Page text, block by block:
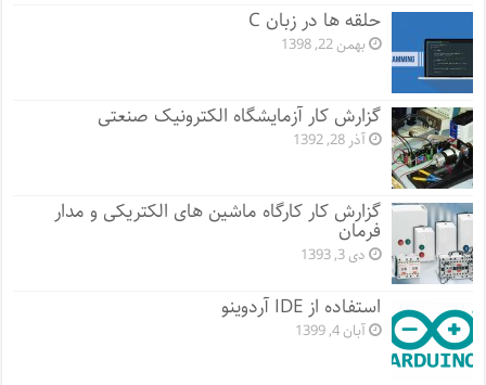
حلقه ها در زبان C
بهمن 22, 1398
گزارش کار آزمایشگاه الکترونیک صنعتی
آذر 28, 1392
گزارش کار کارگاه ماشین های الکتریکی و مدار
فرمان
دی 3, 1393
استفاده از IDE آردوینو
آبان 4, 1399